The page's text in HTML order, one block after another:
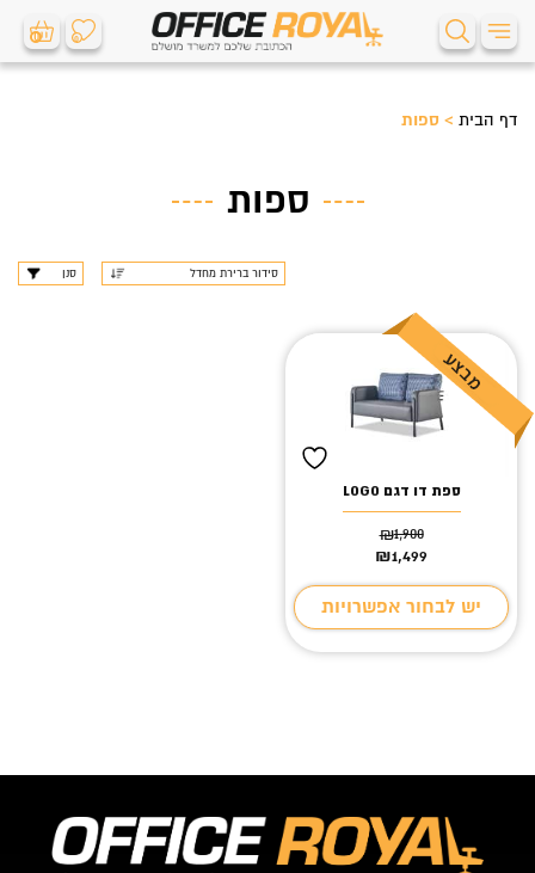
0 0
דף הבית > ספות
ספות
סנן
ספת דו דגם LOGO
₪1,900
המחיר
₪1,900.
₪1,499המחיר
₪1,499.
יש לבחור אפשרויות